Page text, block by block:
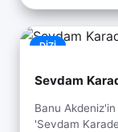
DIZI
Sevdam
Banu Akdeniz'in
'Sevdam